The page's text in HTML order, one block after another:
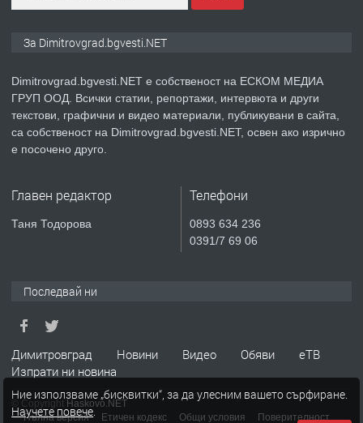
преди 2 месеца
ПРЕДЛАГА Къща в Странско
Професионални курсове
ПРЕДЛАГА
Ремонтирана къща в с. Ябълково,
община Димитровград, обл. Хасково
За Dimitrovgrad.bgvesti.NET
Dimitrovgrad.bgvesti.NET е собственост на ЕСКОМ МЕДИА
ГРУП ООД. Всички статии, репортажи, интервюта и други
текстови, графични и видео материали, публикувани в сайта,
са собственост на Dimitrovgrad.bgvesti.NET, освен ако изрично
е посочено друго.
Главен редактор
Таня Тодорова
Телефони
0893 634 236
0391/7 69 06
Последвай ни
Димитровград Новини Видео Обяви
еТВ
Изпрати ни новина
© Copyright Haskovo.NET
Пълна версия
Етичен кодекс Общи условия Поверителност
Ние използваме „бисквитки“, за да улесним вашето сърфиране.
Научете повече.